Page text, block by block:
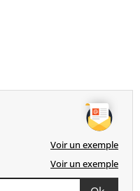
Voir un exemple
Voir un exemple